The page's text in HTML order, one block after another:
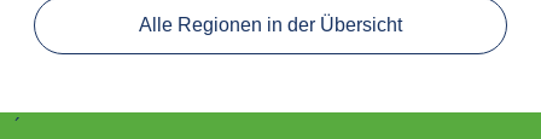
Alle Regionen in der Übersicht
´